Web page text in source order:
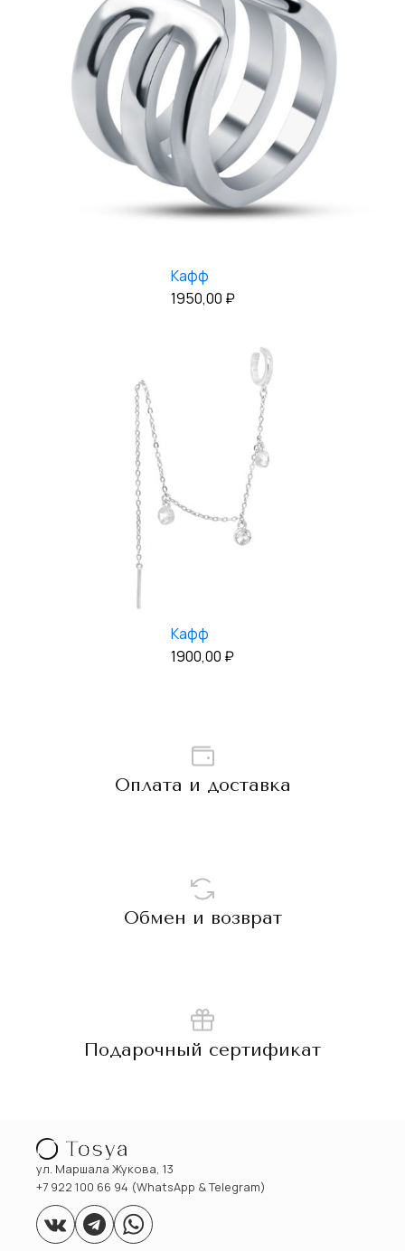
Кафф
1950,00 ₽
Кафф
1900,00 ₽
Оплата и доставка
Обмен и возврат
Подарочный сертификат
ул. Маршала Жукова, 13
+7 922 100 66 94 (WhatsApp & Telegram)